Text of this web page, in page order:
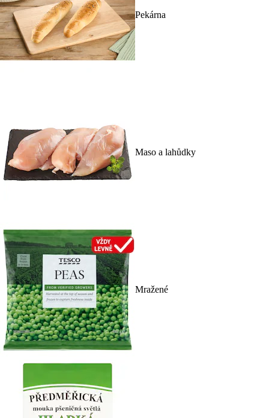
Pekárna
Maso a lahůdky
Mražené